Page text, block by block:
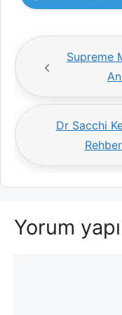
Supreme
Dr Sacchi
Yorum